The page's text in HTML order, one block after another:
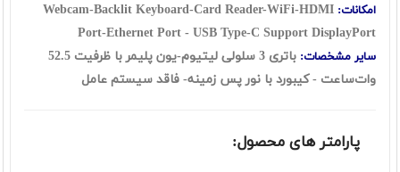
امکانات: Webcam-Backlit Keyboard-Card Reader-WiFi-HDMI
Port-Ethernet Port - USB Type-C Support DisplayPort
سایر مشخصات:
باتری 3 سلولی لیتیوم-یون پلیمر با ظرفیت 52.5
وات‌ساعت - کیبورد با نور پس زمینه- فاقد سیستم عامل
پارامتر های محصول: